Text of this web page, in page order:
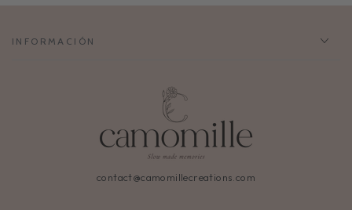
INFORMACIÓN
contact@camomillecreations.com